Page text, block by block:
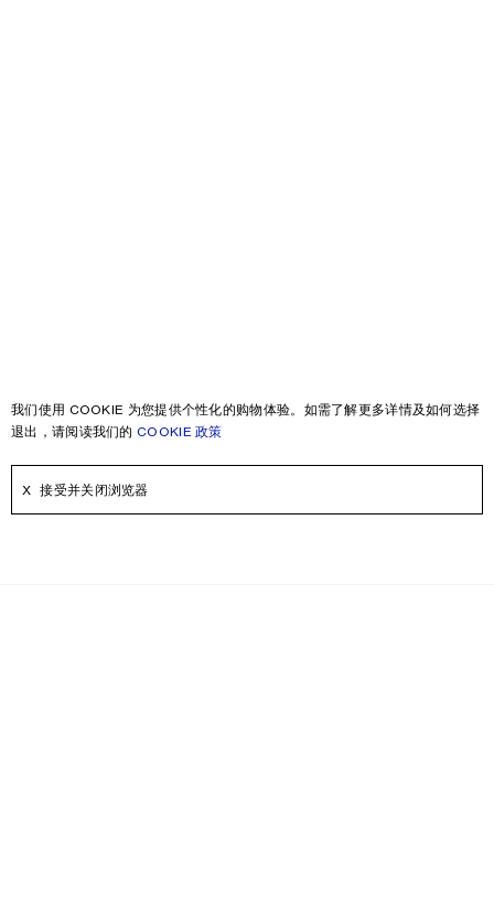
我们使用 COOKIE 为您提供个性化的购物体验。如需了解更多详情及如何选择
退出，请阅读我们的COOKIE 政策
接受并关闭浏览器